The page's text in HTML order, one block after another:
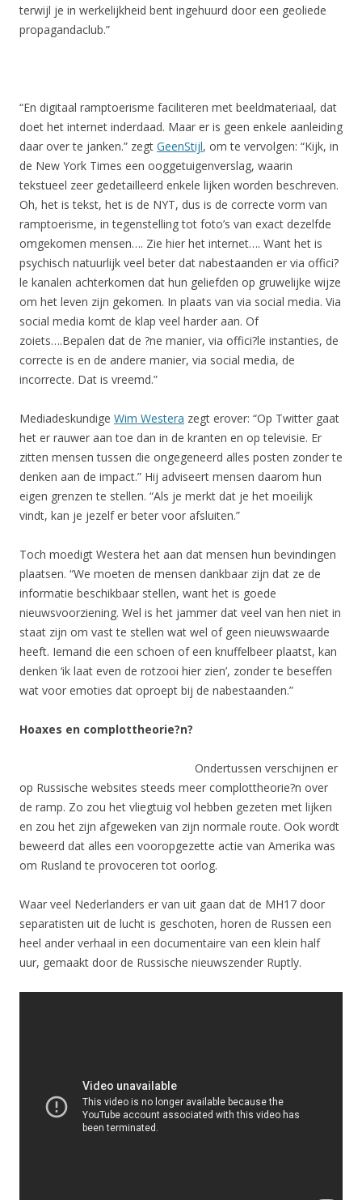
terwijl je in werkelijkheid bent ingehuurd door een geoliede
propagandaclub.”
“En digitaal ramptoerisme faciliteren met beeldmateriaal, dat
doet het internet inderdaad. Maar er is geen enkele aanleiding
daar over te janken.” zegt GeenStijl, om te vervolgen: “Kijk, in
de New York Times een ooggetuigenverslag, waarin
tekstueel zeer gedetailleerd enkele lijken worden beschreven.
Oh, het is tekst, het is de NYT, dus is de correcte vorm van
ramptoerisme, in tegenstelling tot foto’s van exact dezelfde
omgekomen mensen…. Zie hier het internet…. Want het is
psychisch natuurlijk veel beter dat nabestaanden er via offici?
le kanalen achterkomen dat hun geliefden op gruwelijke wijze
om het leven zijn gekomen. In plaats van via social media. Via
social media komt de klap veel harder aan. Of
zoiets….Bepalen dat de ?ne manier, via offici?le instanties, de
correcte is en de andere manier, via social media, de
incorrecte. Dat is vreemd.”
Mediadeskundige Wim Westera zegt erover: “Op Twitter gaat
het er rauwer aan toe dan in de kranten en op televisie. Er
zitten mensen tussen die ongegeneerd alles posten zonder te
denken aan de impact.” Hij adviseert mensen daarom hun
eigen grenzen te stellen. “Als je merkt dat je het moeilijk
vindt, kan je jezelf er beter voor afsluiten.”
Toch moedigt Westera het aan dat mensen hun bevindingen
plaatsen. “We moeten de mensen dankbaar zijn dat ze de
informatie beschikbaar stellen, want het is goede
nieuwsvoorziening. Wel is het jammer dat veel van hen niet in
staat zijn om vast te stellen wat wel of geen nieuwswaarde
heeft. Iemand die een schoen of een knuffelbeer plaatst, kan
denken ‘ik laat even de rotzooi hier zien’, zonder te beseffen
wat voor emoties dat oproept bij de nabestaanden.”
Hoaxes en complottheorie?n?
Ondertussen verschijnen er
op Russische websites steeds meer complottheorie?n over
de ramp. Zo zou het vliegtuig vol hebben gezeten met lijken
en zou het zijn afgeweken van zijn normale route. Ook wordt
beweerd dat alles een vooropgezette actie van Amerika was
om Rusland te provoceren tot oorlog.
Waar veel Nederlanders er van uit gaan dat de MH17 door
separatisten uit de lucht is geschoten, horen de Russen een
heel ander verhaal in een documentaire van een klein half
uur, gemaakt door de Russische nieuwszender Ruptly.